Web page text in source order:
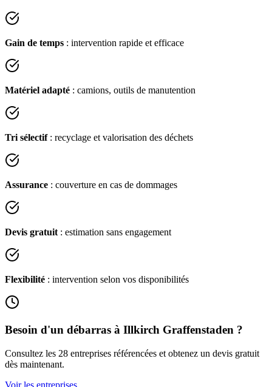
Gain de temps : intervention rapide et efficace
Matériel adapté : camions, outils de manutention
Tri sélectif: recyclage et valorisation des déchets
Assurance : couverture en cas de dommages
Devis gratuit : estimation sans engagement
Flexibilité : intervention selon vos disponibilités
Besoin d'un débarras à Illkirch Graffenstaden ?
Consultez les 28 entreprises référencées et obtenez un devis gratuit
dès maintenant.
Voir les entreprises